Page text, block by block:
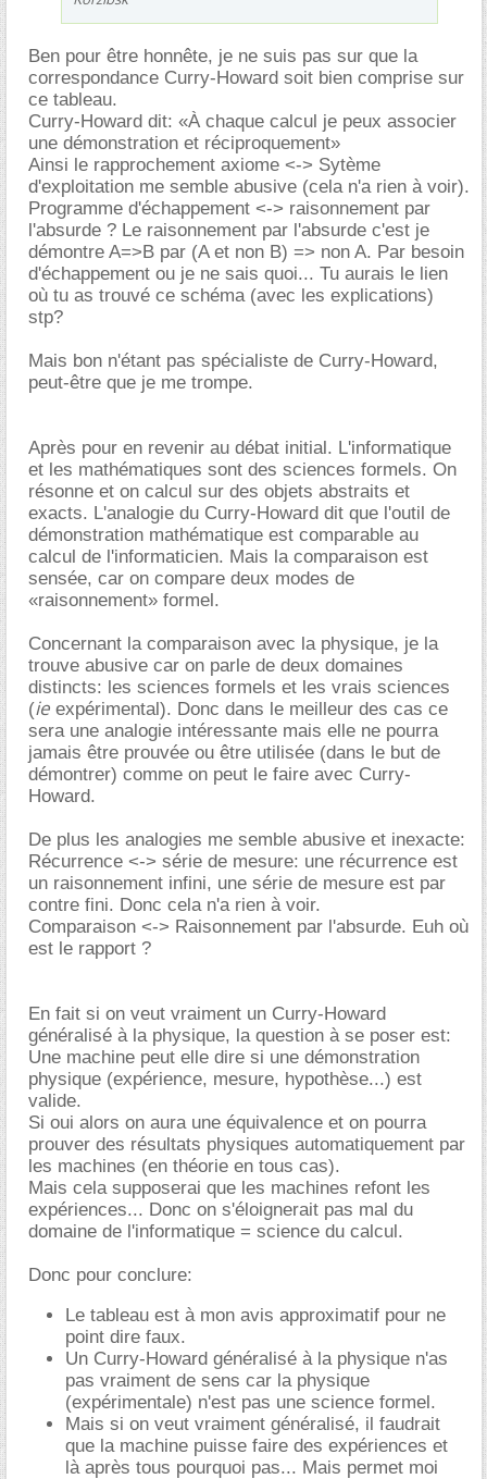
Ben pour être honnête, je ne suis pas sur que la
correspondance Curry-Howard soit bien comprise sur
ce tableau.
Curry-Howard dit: «À chaque calcul je peux associer
une démonstration et réciproquement»
Ainsi le rapprochement axiome <-> Sytème
d'exploitation me semble abusive (cela n'a rien à voir).
Programme d'échappement <-> raisonnement par
l'absurde ? Le raisonnement par l'absurde c'est je
démontre A=>B par (A et non B) => non A. Par besoin
d'échappement ou je ne sais quoi... Tu aurais le lien
où tu as trouvé ce schéma (avec les explications)
stp?
Mais bon n'étant pas spécialiste de Curry-Howard,
peut-être que je me trompe.
Après pour en revenir au débat initial. L'informatique
et les mathématiques sont des sciences formels. On
résonne et on calcul sur des objets abstraits et
exacts. L'analogie du Curry-Howard dit que l'outil de
démonstration mathématique est comparable au
calcul de l'informaticien. Mais la comparaison est
sensée, car on compare deux modes de
«raisonnement» formel.
Concernant la comparaison avec la physique, je la
trouve abusive car on parle de deux domaines
distincts: les sciences formels et les vrais sciences
(ie expérimental). Donc dans le meilleur des cas ce
sera une analogie intéressante mais elle ne pourra
jamais être prouvée ou être utilisée (dans le but de
démontrer) comme on peut le faire avec Curry-
Howard.
De plus les analogies me semble abusive et inexacte:
Récurrence <-> série de mesure: une récurrence est
un raisonnement infini, une série de mesure est par
contre fini. Donc cela n'a rien à voir.
Comparaison <-> Raisonnement par l'absurde. Euh où
est le rapport ?
En fait si on veut vraiment un Curry-Howard
généralisé à la physique, la question à se poser est:
Une machine peut elle dire si une démonstration
physique (expérience, mesure, hypothèse...) est
valide.
Si oui alors on aura une équivalence et on pourra
prouver des résultats physiques automatiquement par
les machines (en théorie en tous cas).
Mais cela supposerai que les machines refont les
expériences... Donc on s'éloignerait pas mal du
domaine de l'informatique = science du calcul.
Donc pour conclure:
Le tableau est à mon avis approximatif pour ne
point dire faux.
Un Curry-Howard généralisé à la physique n'as
pas vraiment de sens car la physique
(expérimentale) n'est pas une science formel.
Mais si on veut vraiment généralisé, il faudrait
que la machine puisse faire des expériences et
là après tous pourquoi pas... Mais permet moi